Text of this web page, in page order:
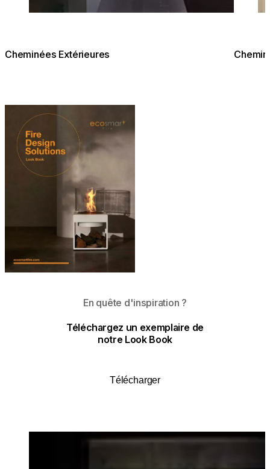
Cheminées Extérieures
En quête d'inspiration ?
Téléchargez un exemplaire de
notre Look Book
Télécharger
Loading image...